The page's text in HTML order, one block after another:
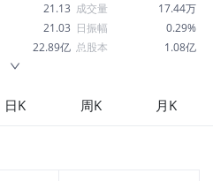
21.13 成交量
17.44万
21.03 日振幅
0.29%
22.89亿 总股本
1.08亿
市盈率
日K 周K 月K